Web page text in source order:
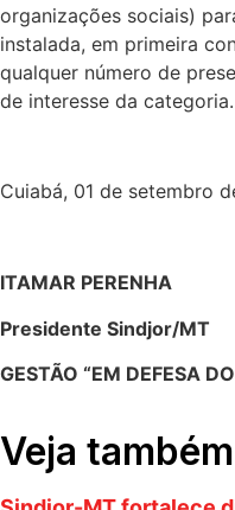
organizações sociais)
instalada, em primeira
qualquer número de
de interesse da categoria.
Cuiabá, 01 de setembro
ITAMAR PERENHA
Presidente Sindjor/MT
GESTÃO “EM DEFESA
Veja também